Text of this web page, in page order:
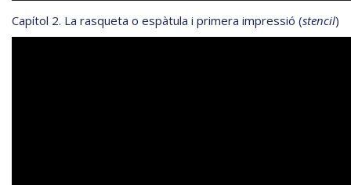
Capítol 2. La rasqueta o espàtula i primera impressió (stencil)